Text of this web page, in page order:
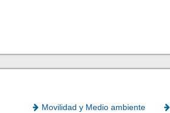
Movilidad y Medio ambiente